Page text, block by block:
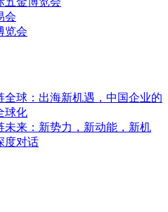
会
览会
球：出海新机遇，中国企业的
球化
来：新势力，新动能，新机
度对话